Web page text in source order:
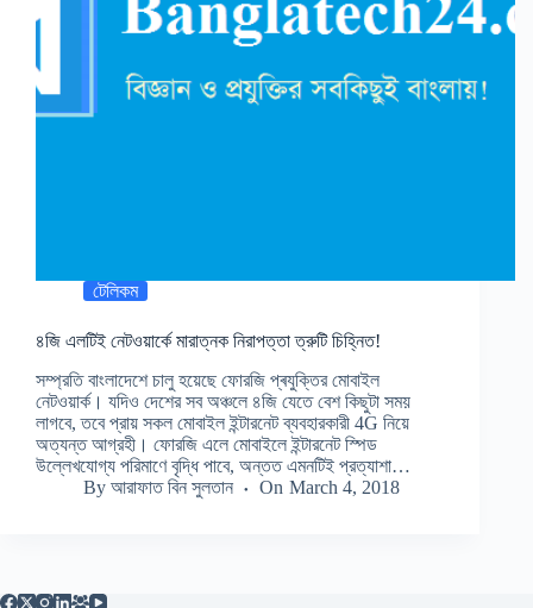
টেলিকম
৪জি এলটিই নেটওয়ার্কে মারাত্নক নিরাপত্তা ত্রুটি চিহ্নিত!
সম্প্রতি বাংলাদেশে চালু হয়েছে ফোরজি প্ৰযুক্তির মোবাইল
নেটওয়ার্ক। যদিও দেশের সব অঞ্চলে ৪জি যেতে বেশ কিছুটা সময়
লাগবে, তবে প্রায় সকল মোবাইল ইন্টারনেট ব্যবহারকারী 4G নিয়ে
অত্যন্ত আগ্রহী। ফোরজি এলে মোবাইলে ইন্টারনেট স্পিড
উল্লেখযোগ্য পরিমাণে বৃদ্ধি পাবে, অন্তত এমনটিই প্রত্যাশা…
By আরাফাত বিন সুলতান On March 4, 2018